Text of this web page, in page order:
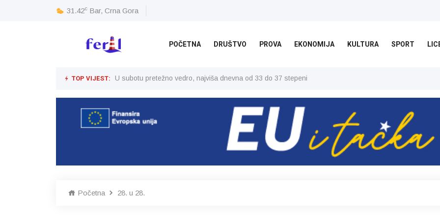
31.42c Bar, Crna Gora
POČETNA DRUŠTVO PROVA EKONOMIJA KULTURA SPORT
TOP VIJEST: U subotu pretežno vedro, najviša dnevna od 33 do 37 stepeni
Početna 28. u 28.